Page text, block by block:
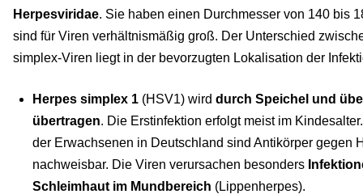
Herpesviridae. Sie haben einen Durchmesser von 140 bis
sind für Viren verhältnismäßig groß. Der Unterschied
simplex-Viren liegt in der bevorzugten Lokalisation der
Herpes simplex 1 (HSV1) wird durch Speichel und
übertragen. Die Erstinfektion erfolgt meist im
der Erwachsenen in Deutschland sind Antikörper gegen
nachweisbar. Die Viren verursachen besonders
Schleimhaut im Mundbereich (Lippenherpes).